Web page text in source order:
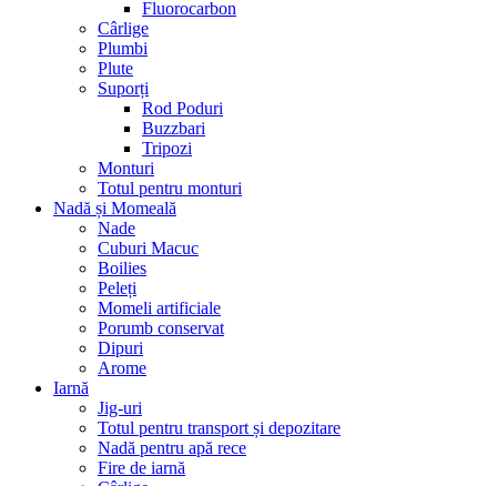
Fluorocarbon
Cârlige
Plumbi
Plute
Suporți
Rod Poduri
Buzzbari
Tripozi
Monturi
Totul pentru monturi
Nadă și Momeală
Nade
Cuburi Macuc
Boilies
Peleți
Momeli artificiale
Porumb conservat
Dipuri
Arome
Iarnă
Jig-uri
Totul pentru transport și depozitare
Nadă pentru apă rece
Fire de iarnă